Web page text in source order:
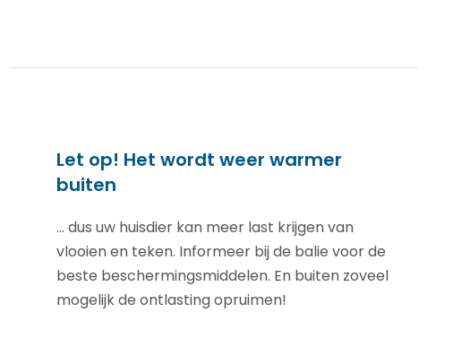
Let op! Het wordt weer warmer
buiten
... dus uw huisdier kan meer last krijgen van
vlooien en teken. Informeer bij de balie voor de
beste beschermingsmiddelen. En buiten zoveel
mogelijk de ontlasting opruimen!